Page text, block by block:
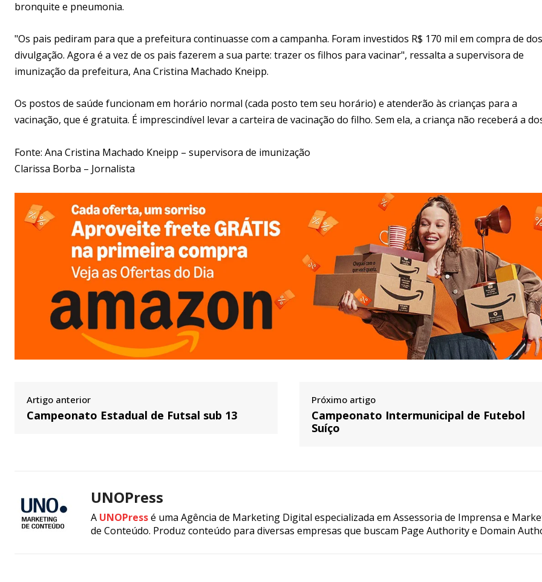
bronquite e pneumonia.
"Os pais pediram para que a prefeitura continuasse com a campanha. Foram investidos R$ 170 mil em compra de
divulgação. Agora é a vez de os pais fazerem a sua parte: trazer os filhos para vacinar", ressalta a supervisora de
imunização da prefeitura, Ana Cristina Machado Kneipp.
Os postos de saúde funcionam em horário normal (cada posto tem seu horário) e atenderão às crianças para a
vacinação, que é gratuita. É imprescindível levar a carteira de vacinação do filho. Sem ela, a criança não receberá a
Fonte: Ana Cristina Machado Kneipp – supervisora de imunização
Clarissa Borba – Jornalista
Artigo anterior
Campeonato Estadual de Futsal sub 13
Próximo artigo
Campeonato Intermunicipal de Futebol
Suíço
UNOPress
A UNOPressé uma Agência de Marketing Digital especializada em Assessoria de Imprensa e
de Conteúdo. Produz conteúdo para diversas empresas que buscam Page Authority e Domain